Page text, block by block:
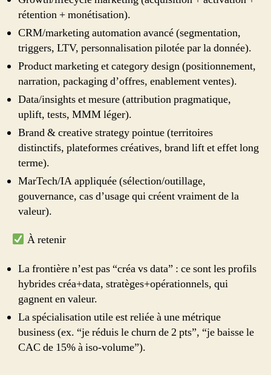
rétention + monétisation).
CRM/marketing automation avancé (segmentation,
triggers, LTV, personnalisation pilotée par la donnée).
Product marketing et category design (positionnement,
narration, packaging d’offres, enablement ventes).
Data/insights et mesure (attribution pragmatique,
uplift, tests, MMM léger).
Brand & creative strategy pointue (territoires
distinctifs, plateformes créatives, brand lift et effet long
terme).
MarTech/IA appliquée (sélection/outillage,
gouvernance, cas d’usage qui créent vraiment de la
valeur).
À retenir
La frontière n’est pas “créa vs data” : ce sont les profils
hybrides créa+data, stratèges+opérationnels, qui
gagnent en valeur.
La spécialisation utile est reliée à une métrique
business (ex. “je réduis le churn de 2 pts”, “je baisse le
CAC de 15% à iso-volume”).